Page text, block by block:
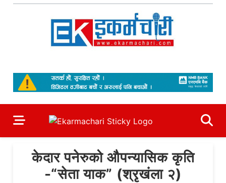
Skip
केदार पनेरुको औपन्यासिक कृति
-“सेता याक” (श्रृखंला २)